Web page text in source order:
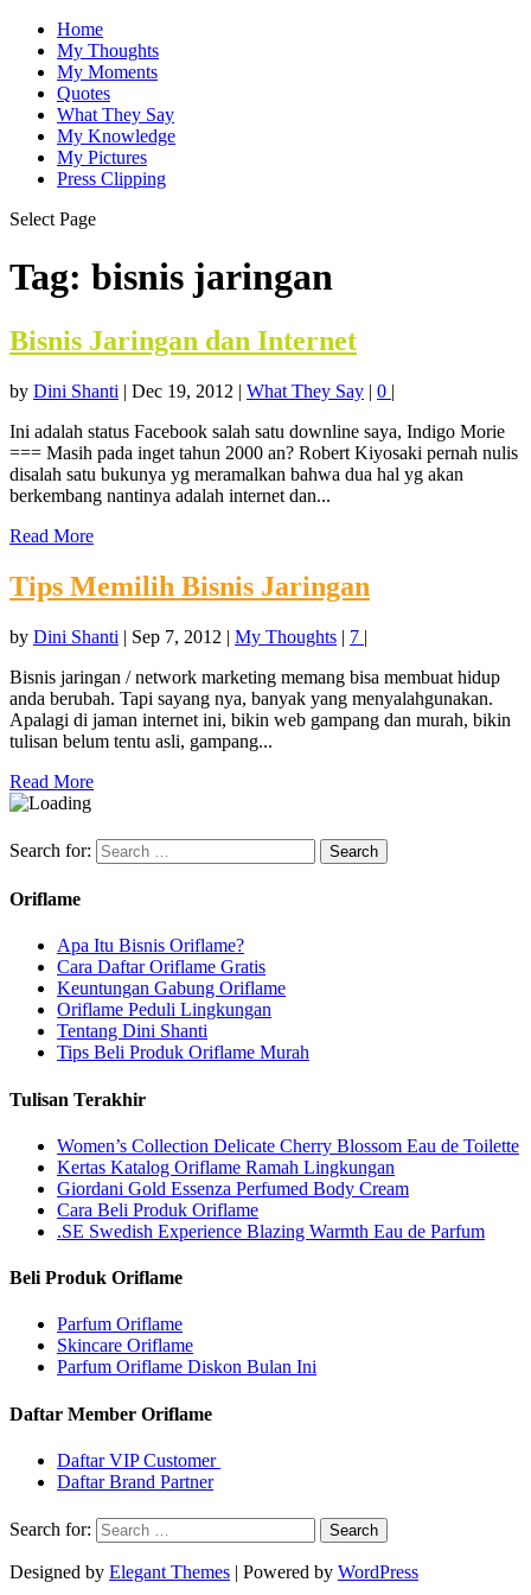
Home
My Thoughts
My Moments
Quotes
What They Say
My Knowledge
My Pictures
Press Clipping
Select Page
Tag: bisnis jaringan
Bisnis Jaringan dan Internet
by Dini Shanti | Dec 19, 2012 | What They Say | 0 |
Ini adalah status Facebook salah satu downline saya, Indigo Morie
=== Masih pada inget tahun 2000 an? Robert Kiyosaki pernah nulis
disalah satu bukunya yg meramalkan bahwa dua hal yg akan
berkembang nantinya adalah internet dan...
Read More
Tips Memilih Bisnis Jaringan
by Dini Shanti | Sep 7, 2012 | My Thoughts | 7 |
Bisnis jaringan / network marketing memang bisa membuat hidup
anda berubah. Tapi sayang nya, banyak yang menyalahgunakan.
Apalagi di jaman internet ini, bikin web gampang dan murah, bikin
tulisan belum tentu asli, gampang...
Read More
Search for:
Oriflame
Apa Itu Bisnis Oriflame?
Cara Daftar Oriflame Gratis
Keuntungan Gabung Oriflame
Oriflame Peduli Lingkungan
Tentang Dini Shanti
Tips Beli Produk Oriflame Murah
Tulisan Terakhir
Women’s Collection Delicate Cherry Blossom Eau de Toilette
Kertas Katalog Oriflame Ramah Lingkungan
Giordani Gold Essenza Perfumed Body Cream
Cara Beli Produk Oriflame
.SE Swedish Experience Blazing Warmth Eau de Parfum
Beli Produk Oriflame
Parfum Oriflame
Skincare Oriflame
Parfum Oriflame Diskon Bulan Ini
Daftar Member Oriflame
Daftar VIP Customer
Daftar Brand Partner
Search for:
Designed by Elegant Themes | Powered by WordPress